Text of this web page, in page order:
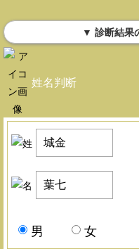
▼ 診断結果
姓名判断
男 女